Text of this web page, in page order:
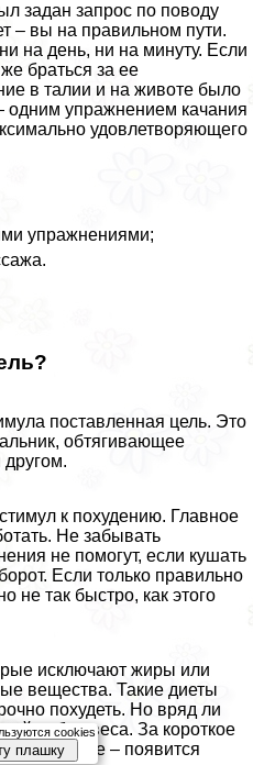
задан запрос по поводу
– вы на правильном пути.
на день, ни на минуту. Если
браться за ее
в талии и на животе было
упражнением качания
удовлетворяющего
упражнениями;
поставленная цель. Это
обтягивающее
другом.
к похудению. Главное
Не забывать
не помогут, если кушать
Если только правильно
не так быстро, как этого
исключают жиры или
вещества. Такие диеты
похудеть. Но вряд ли
набор веса. За короткое
а еще хуже – появится
cookies
плашку